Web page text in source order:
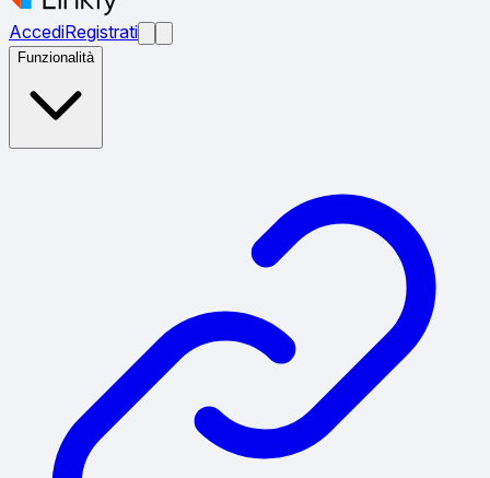
AccediRegistrati
Funzionalità